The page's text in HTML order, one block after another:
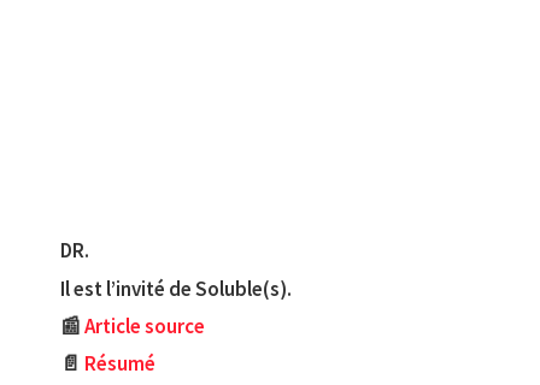
DR.
Il est l’invité de Soluble(s).
📰Article source
📄 Résumé